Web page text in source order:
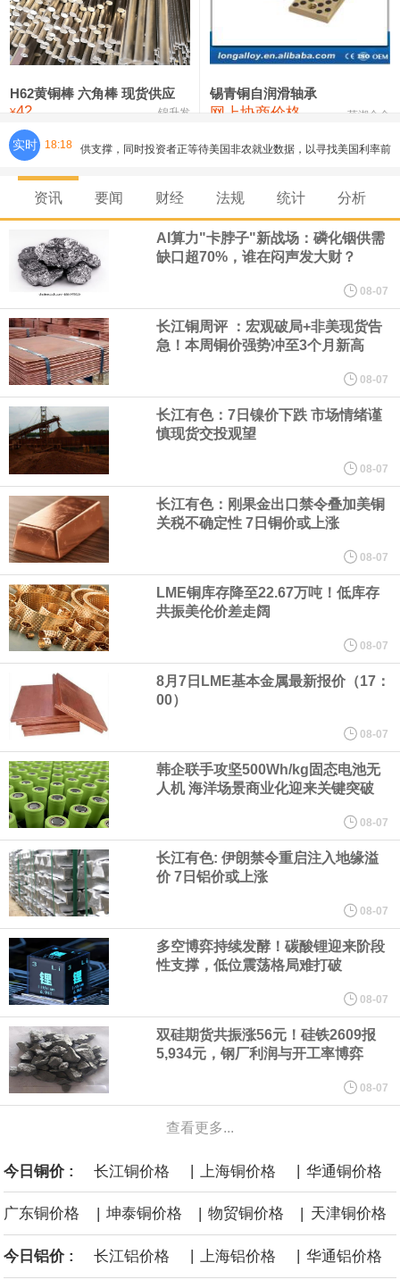
铸造铝合金锭(ZLD104) 24,300—24,500 24,400
压铸锌合金锭 26,500—26,700
氯化镍 38,300—40,300 39,300 0
H62黄铜棒 六角棒 现货供应
¥42 锦升发
锡青铜自润滑轴承
网上协商价格 芜湖合金
实时 18:18 海力士：龙仁工厂将生产高带宽内存（HBM）及其他下一代动态随
机存取存储器（DRAM）。
必和必拓港口联合工会：必和必拓西澳大利亚铁矿石业务的工人已
通知，将于8月9日实施24小时停工。
8月7日，宇树科技董事长王兴兴网上路演时表示，报告期内，公司
研发费用金额分别为4,995.18万元、7,001.70万元、14,496.56万
元，最近3年复合增长率达70.36%，呈快速增长趋势，并形成多项
核心技术和知识产权。截至2026年1月31日，公司拥有262项专利权
（含境内发明专利20项）。
纽约期银日内涨4%，现报64.08美元/盎司。
宇树科技董事长、总经理兼首席技术官王兴兴在网上路演时表示，
经过多年研发创新和技术积累，公司逐步形成了包括一体化关节集
成技术、高紧凑度机器人身体集成技术、机器人激光雷达全自研核
心技术等多项已商业化应用的核心技术并已应用于公司的高性能通
用人形机器人、四足机器人等产品。
美国总统特朗普6日否认他对国防部长赫格塞思不满，称对赫格塞思
所做的工作“非常满意”。特朗普在社交媒体上发帖称，一些媒体有关
他与赫格塞思就弹药短缺问题发生冲突的报道是“完全没有根据的谣
言”，他对赫格塞思所做的工作“非常满意”。
纽约期银突破64美元/盎司，日内涨3.91%。
据报道，威刚近日在法说会上表示，在需求增加、价格走高及货源
稳定的三大有利因素带动下，预期第3季度营运将优于第2季度，并
进一步扩大全年营运成果。
美国国会预算办公室（CBO）于当地时间5日发布报告称，美国海军
计划建造的15艘核动力“特朗普级”（Trump-class）战列舰，从研发
到采购的总费用可能高达2750亿美元，为美国有史以来最昂贵的水
资讯 要闻 财经 法规 统计 分析
AI算力"卡脖子"新战场：磷化铟供需
缺口超70%，谁在闷声发大财？
08-07
长江铜周评 ：宏观破局+非美现货告
急！本周铜价强势冲至3个月新高
08-07
长江有色：7日镍价下跌 市场情绪谨
慎现货交投观望
08-07
长江有色：刚果金出口禁令叠加美铜
关税不确定性 7日铜价或上涨
08-07
LME铜库存降至22.67万吨！低库存
共振美伦价差走阔
08-07
8月7日LME基本金属最新报价（17：
00）
08-07
韩企联手攻坚500Wh/kg固态电池无
人机 海洋场景商业化迎来关键突破
08-07
长江有色: 伊朗禁令重启注入地缘溢
价 7日铝价或上涨
08-07
多空博弈持续发酵！碳酸锂迎来阶段
性支撑，低位震荡格局难打破
08-07
双硅期货共振涨56元！硅铁2609报
5,934元，钢厂利润与开工率博弈
08-07
查看更多...
今日铜价 : 长江铜价格 | 上海铜价格 | 华通铜价格
广东铜价格 | 坤泰铜价格 | 物贸铜价格 | 天津铜价格
今日铝价 : 长江铝价格 上海铝价格 华通铝价格